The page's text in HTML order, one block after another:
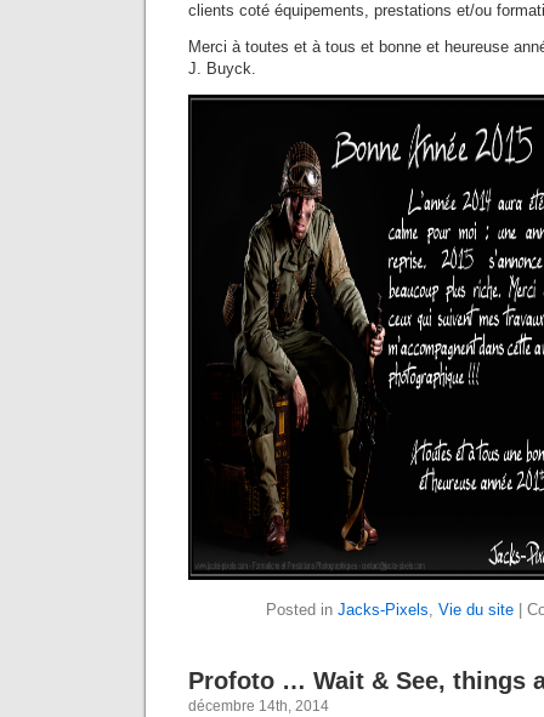
clients coté équipements, prestations et/ou
Merci à toutes et à tous et bonne et heureuse
J. Buyck.
Posted in Jacks-Pixels, Vie du site
Profoto … Wait & See, things
décembre 14th, 2014